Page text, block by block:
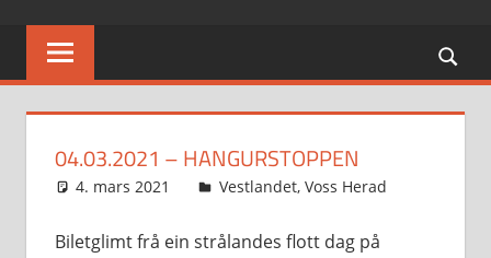
04.03.2021 – HANGURSTOPPEN
4. mars 2021 Svein
Vestlandet, Voss Herad
Biletglimt frå ein strålandes flott dag på